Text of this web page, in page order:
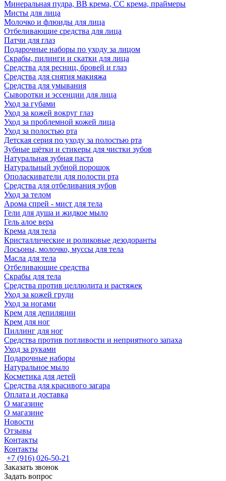
Минеральная пудра, BB крема, СС крема, праймеры
Мисты для лица
Молочко и флюиды для лица
Отбеливающие средства для лица
Патчи для глаз
Подарочные наборы по уходу за лицом
Скрабы, пилинги и скатки для лица
Средства для ресниц, бровей и глаз
Средства для снятия макияжа
Средства для умывания
Сыворотки и эссенции для лица
Уход за губами
Уход за кожей вокруг глаз
Уход за проблемной кожей лица
Уход за полостью рта
Детская серия по уходу за полостью рта
Зубные щётки и стикеры для чистки зубов
Натуральная зубная паста
Натуральный зубной порошок
Ополаскиватели для полости рта
Средства для отбеливания зубов
Уход за телом
Арома спрей - мист для тела
Гели для душа и жидкое мыло
Гель алое вера
Крема для тела
Кристаллические и роликовые дезодоранты
Лосьоны, молочко, муссы для тела
Масла для тела
Отбеливающие средства
Скрабы для тела
Средства против целлюлита и растяжек
Уход за кожей груди
Уход за ногами
Крем для депиляции
Крем для ног
Пиллинг для ног
Средства против потливости и неприятного запаха
Уход за руками
Подарочные наборы
Натуральное мыло
Косметика для детей
Средства для красивого загара
Оплата и доставка
О магазине
О магазине
Новости
Отзывы
Контакты
Контакты
+7 (916) 026-50-21
Заказать звонок
Задать вопрос